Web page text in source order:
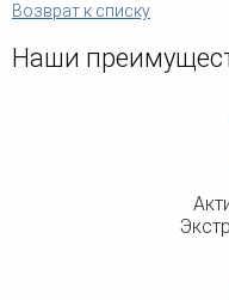
Возврат к списку
Наши